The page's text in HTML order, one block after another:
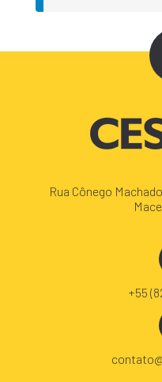
Rua Cônego
+55